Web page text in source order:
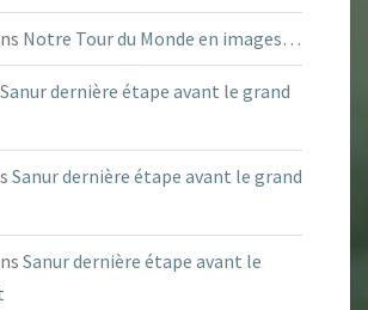
Notre Tour du Monde en images…
Sanur dernière étape avant le grand
Sanur dernière étape avant le grand
Sanur dernière étape avant le